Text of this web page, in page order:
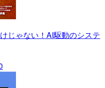
じゃない！AI駆動のシステ